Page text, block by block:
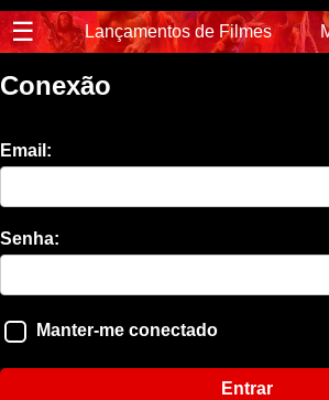
☰ Lançamentos de Filmes
Conexão
Email:
Senha:
Manter-me conectado
Entrar